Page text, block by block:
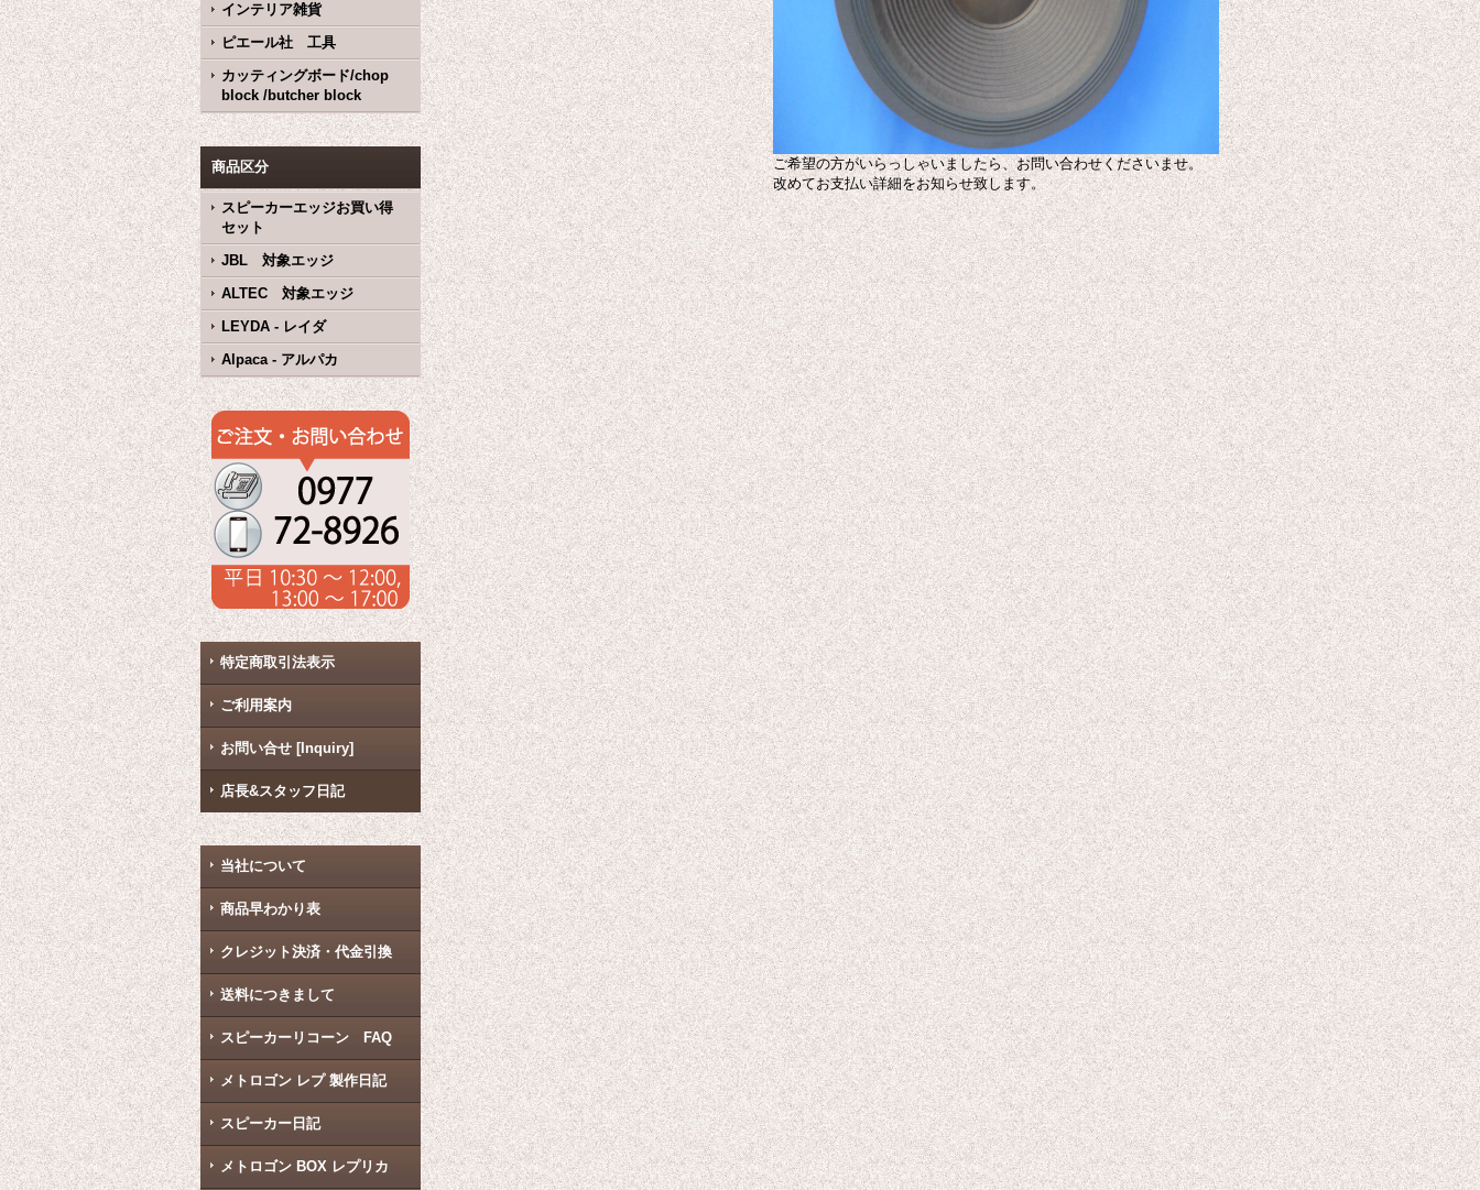
インテリア雑貨
ピエール社 工具
カッティングボード/chop
block /butcher block
商品区分
スピーカーエッジお買い得
セット
JBL 対象エッジ
ALTEC 対象エッジ
LEYDA - レイダ
Alpaca - アルパカ
特定商取引法表示
ご利用案内
お問い合せ [Inquiry]
店長&スタッフ日記
当社について
商品早わかり表
クレジット決済・代金引換
送料につきまして
スピーカーリコーン FAQ
メトロゴン レプ 製作日記
スピーカー日記
メトロゴン BOX レプリカ
ご希望の方がいらっしゃいましたら、お問い合わせくださいませ。
改めてお支払い詳細をお知らせ致します。